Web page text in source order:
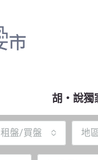
胡‧說獨
租盤/買盤 地